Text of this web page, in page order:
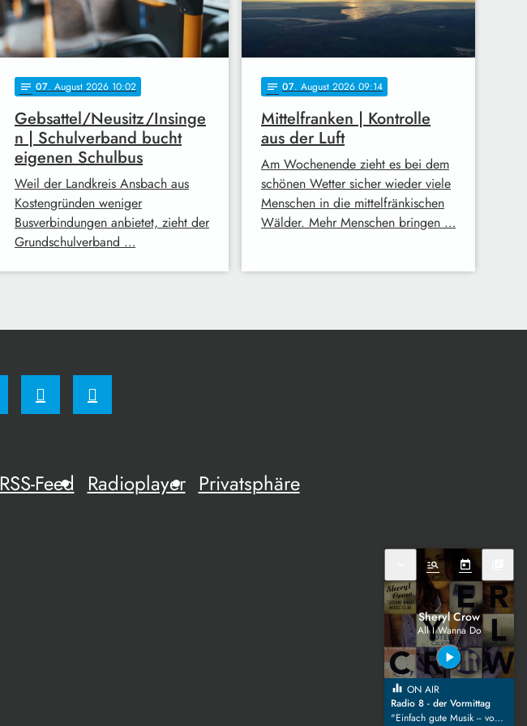
notes 07. August 2026 10:02
Gebsattel/Neusitz/Insinge
n | Schulverband bucht
eigenen Schulbus
Weil der Landkreis Ansbach aus
Kostengründen weniger
Busverbindungen anbietet, zieht der
Grundschulverband …
notes 07. August 2026 09:14
Mittelfranken | Kontrolle
aus der Luft
Am Wochenende zieht es bei dem
schönen Wetter sicher wieder viele
Menschen in die mittelfränkischen
Wälder. Mehr Menschen bringen …
RSS-Feed Radioplayer Privatsphäre
manage_search today
Sheryl Crow
All I Wanna Do
play_arrow
equalizer ON AIR
Radio 8 - der Vormittag
"Einfach gute Musik -- von den 80ern bis heute!" mit Chiara Bischoff